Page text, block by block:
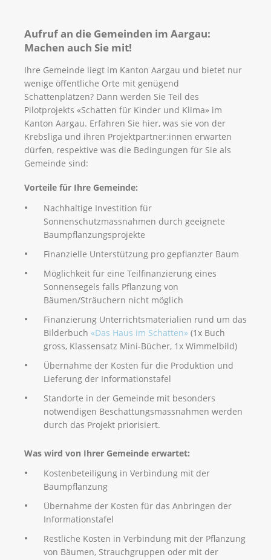
Aufruf an die Gemeinden im Aargau:
Machen auch Sie mit!
Ihre Gemeinde liegt im Kanton Aargau und bietet nur
wenige öffentliche Orte mit genügend
Schattenplätzen? Dann werden Sie Teil des
Pilotprojekts «Schatten für Kinder und Klima» im
Kanton Aargau. Erfahren Sie hier, was sie von der
Krebsliga und ihren Projektpartner:innen erwarten
dürfen, respektive was die Bedingungen für Sie als
Gemeinde sind:
Vorteile für Ihre Gemeinde:
Nachhaltige Investition für
Sonnenschutzmassnahmen durch geeignete
Baumpflanzungsprojekte
Finanzielle Unterstützung pro gepflanzter Baum
Möglichkeit für eine Teilfinanzierung eines
Sonnensegels falls Pflanzung von
Bäumen/Sträuchern nicht möglich
Finanzierung Unterrichtsmaterialien rund um das
Bilderbuch «Das Haus im Schatten» (1x Buch
gross, Klassensatz Mini-Bücher, 1x Wimmelbild)
Übernahme der Kosten für die Produktion und
Lieferung der Informationstafel
Standorte in der Gemeinde mit besonders
notwendigen Beschattungsmassnahmen werden
durch das Projekt priorisiert.
Was wird von Ihrer Gemeinde erwartet:
Kostenbeteiligung in Verbindung mit der
Baumpflanzung
Übernahme der Kosten für das Anbringen der
Informationstafel
Restliche Kosten in Verbindung mit der Pflanzung
von Bäumen, Strauchgruppen oder mit der